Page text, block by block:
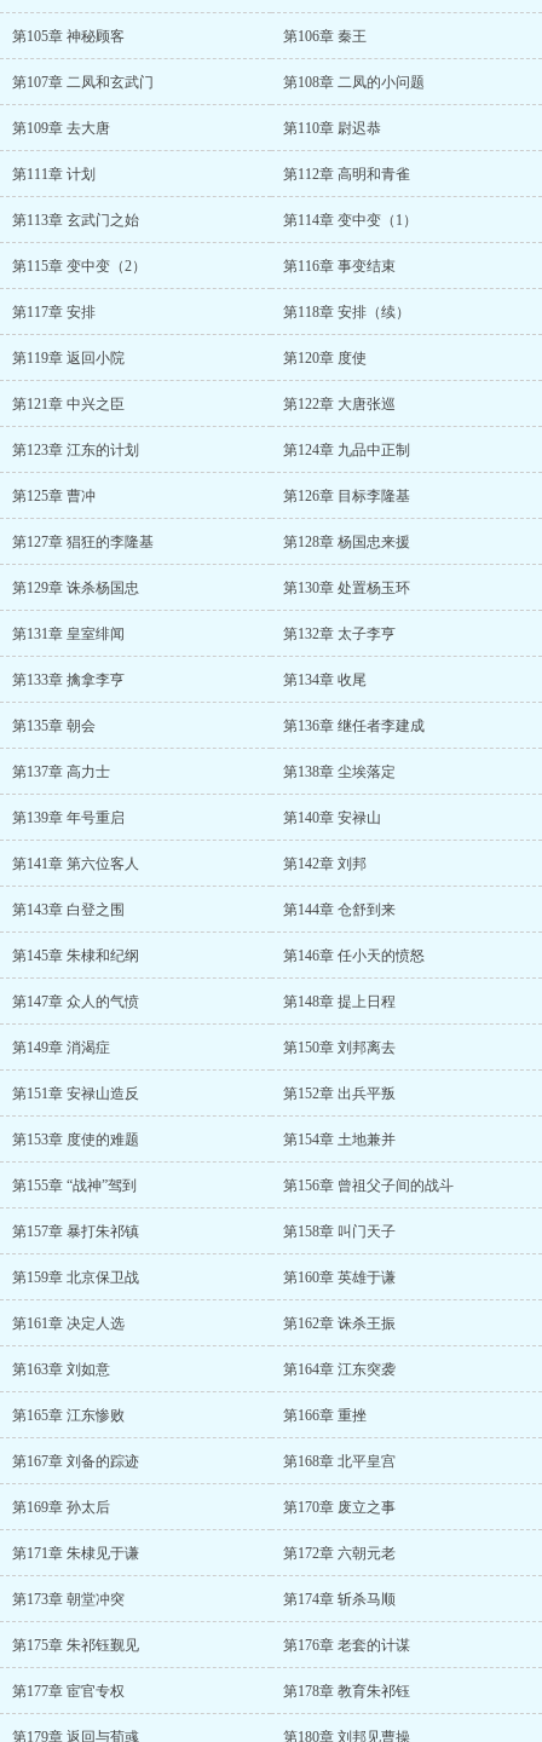
第105章 神秘顾客 第106章 秦王
第107章 二凤和玄武门 第108章 二凤的小问题
第109章 去大唐 第110章 尉迟恭
第111章 计划 第112章 高明和青雀
第113章 玄武门之始 第114章 变中变（1）
第115章 变中变（2） 第116章 事变结束
第117章 安排 第118章 安排（续）
第119章 返回小院 第120章 度使
第121章 中兴之臣 第122章 大唐张巡
第123章 江东的计划 第124章 九品中正制
第125章 曹冲 第126章 目标李隆基
第127章 猖狂的李隆基 第128章 杨国忠来援
第129章 诛杀杨国忠 第130章 处置杨玉环
第131章 皇室绯闻 第132章 太子李亨
第133章 擒拿李亨 第134章 收尾
第135章 朝会 第136章 继任者李建成
第137章 高力士 第138章 尘埃落定
第139章 年号重启 第140章 安禄山
第141章 第六位客人 第142章 刘邦
第143章 白登之围 第144章 仓舒到来
第145章 朱棣和纪纲 第146章 任小天的愤怒
第147章 众人的气愤 第148章 提上日程
第149章 消渴症 第150章 刘邦离去
第151章 安禄山造反 第152章 出兵平叛
第153章 度使的难题 第154章 土地兼并
第155章 “战神”驾到 第156章 曾祖父子间的战斗
第157章 暴打朱祁镇 第158章 叫门天子
第159章 北京保卫战 第160章 英雄于谦
第161章 决定人选 第162章 诛杀王振
第163章 刘如意 第164章 江东突袭
第165章 江东惨败 第166章 重挫
第167章 刘备的踪迹 第168章 北平皇宫
第169章 孙太后 第170章 废立之事
第171章 朱棣见于谦 第172章 六朝元老
第173章 朝堂冲突 第174章 斩杀马顺
第175章 朱祁钰觐见 第176章 老套的计谋
第177章 宦官专权 第178章 教育朱祁钰
第179章 返回与荀彧 第180章 刘邦见曹操